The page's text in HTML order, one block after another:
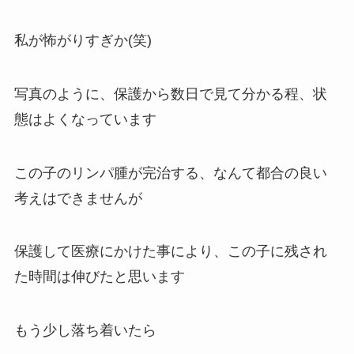
私が怖がりすぎか(笑)
写真のように、保護から数日で見て分かる程、状
態はよくなっています
この子のリンパ腫が完治する、なんて都合の良い
考えはできませんが
保護して医療にかけた事により、この子に残され
た時間は伸びたと思います
もう少し落ち着いたら